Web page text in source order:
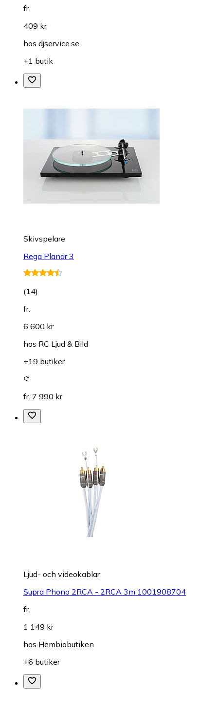
fr.
409 kr
hos djservice.se
+1 butik
Skivspelare
Rega Planar 3
(14)
fr.
6 600 kr
hos RC Ljud & Bild
+19 butiker
fr. 7 990 kr
Ljud- och videokablar
Supra Phono 2RCA - 2RCA 3m 1001908704
fr.
1 149 kr
hos Hembiobutiken
+6 butiker